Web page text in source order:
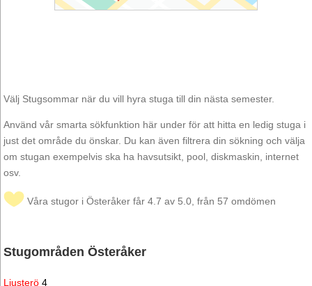
Välj Stugsommar när du vill hyra stuga till din nästa semester.
Använd vår smarta sökfunktion här under för att hitta en ledig stuga i
just det område du önskar. Du kan även filtrera din sökning och välja
om stugan exempelvis ska ha havsutsikt, pool, diskmaskin, internet
osv.
Våra stugor i Österåker får 4.7 av 5.0, från 57 omdömen
Stugområden Österåker
Ljusterö 4